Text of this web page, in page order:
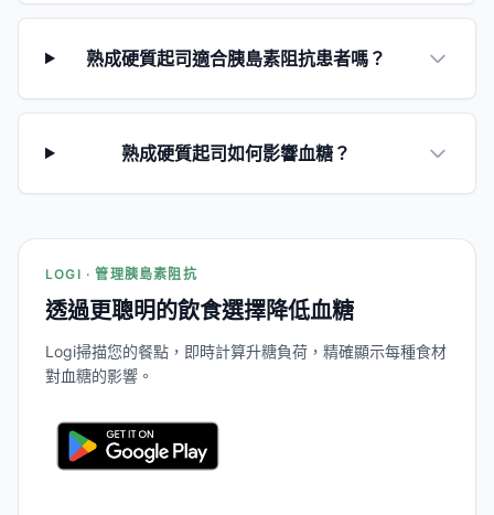
熟成硬質起司適合胰島素阻抗患者嗎？
熟成硬質起司如何影響血糖？
LOGI · 管理胰島素阻抗
透過更聰明的飲食選擇降低血糖
Logi掃描您的餐點，即時計算升糖負荷，精確顯示每種食材
對血糖的影響。